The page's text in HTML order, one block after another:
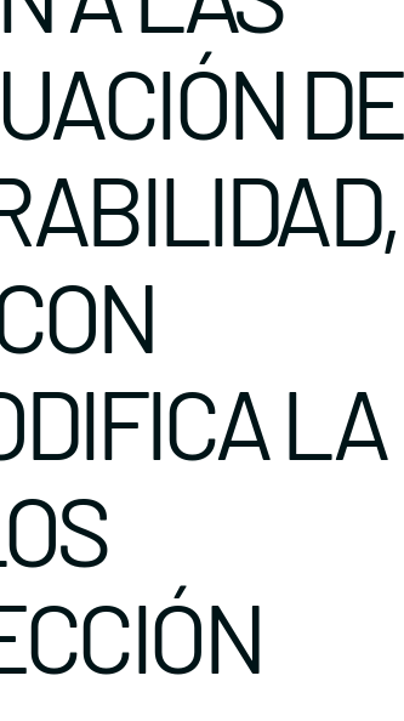
DE
LA